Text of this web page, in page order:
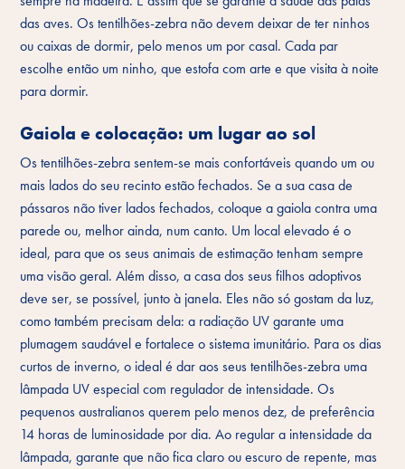
das aves. Os tentilhões-zebra não devem deixar de ter ninhos
ou caixas de dormir, pelo menos um por casal. Cada par
escolhe então um ninho, que estofa com arte e que visita à noite
para dormir.
Gaiola e colocação: um lugar ao sol
Os tentilhões-zebra sentem-se mais confortáveis quando um ou
mais lados do seu recinto estão fechados. Se a sua casa de
pássaros não tiver lados fechados, coloque a gaiola contra uma
parede ou, melhor ainda, num canto. Um local elevado é o
ideal, para que os seus animais de estimação tenham sempre
uma visão geral. Além disso, a casa dos seus filhos adoptivos
deve ser, se possível, junto à janela. Eles não só gostam da luz,
como também precisam dela: a radiação UV garante uma
plumagem saudável e fortalece o sistema imunitário. Para os dias
curtos de inverno, o ideal é dar aos seus tentilhões-zebra uma
lâmpada UV especial com regulador de intensidade. Os
pequenos australianos querem pelo menos dez, de preferência
14 horas de luminosidade por dia. Ao regular a intensidade da
lâmpada, garante que não fica claro ou escuro de repente, mas